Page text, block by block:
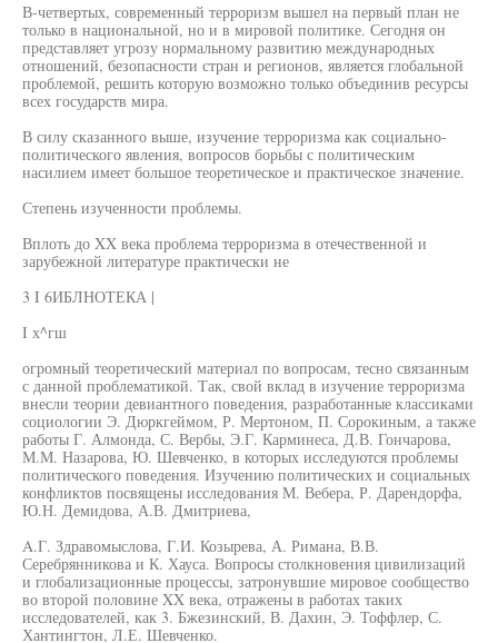
В-четвертых, современный терроризм вышел на первый план не
только в национальной, но и в мировой политике. Сегодня он
представляет угрозу нормальному развитию международных
отношений, безопасности стран и регионов, является глобальной
проблемой, решить которую возможно только объединив ресурсы
всех государств мира.
В силу сказанного выше, изучение терроризма как социально-
политического явления, вопросов борьбы с политическим
насилием имеет большое теоретическое и практическое значение.
Степень изученности проблемы.
Вплоть до XX века проблема терроризма в отечественной и
зарубежной литературе практически не
3 I 6ИБЛНОТЕКА |
I х^гш
огромный теоретический материал по вопросам, тесно связанным
с данной проблематикой. Так, свой вклад в изучение терроризма
внесли теории девиантного поведения, разработанные классиками
социологии Э. Дюркгеймом, Р. Мертоном, П. Сорокиным, а также
работы Г. Алмонда, С. Вербы, Э.Г. Карминеса, Д.В. Гончарова,
М.М. Назарова, Ю. Шевченко, в которых исследуются проблемы
политического поведения. Изучению политических и социальных
конфликтов посвящены исследования М. Вебера, Р. Дарендорфа,
Ю.Н. Демидова, А.В. Дмитриева,
A.Г. Здравомыслова, Г.И. Козырева, А. Римана, В.В.
Серебрянникова и К. Хауса. Вопросы столкновения цивилизаций
и глобализационные процессы, затронувшие мировое сообщество
во второй половине XX века, отражены в работах таких
исследователей, как 3. Бжезинский, В. Дахин, Э. Тоффлер, С.
Хантингтон, Л.Е. Шевченко.